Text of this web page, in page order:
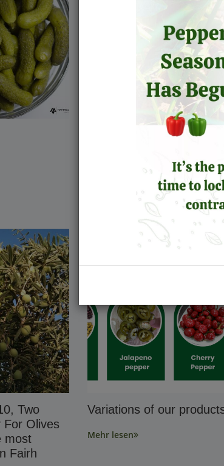
Kalamata Olives
Two
For Olives
most
Fairh
Variations of our
Mehr lesen